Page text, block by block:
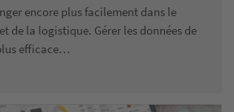
encore plus facilement dans le
de la logistique. Gérer les données de
efficace…